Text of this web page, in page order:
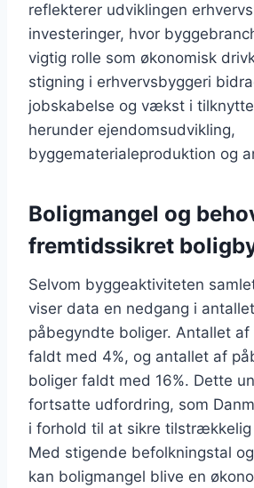
reflekterer udviklingen
investeringer, hvor
vigtig rolle som økonomisk
stigning i erhvervsbyggeri
jobskabelse og vækst i
herunder ejendomsudvikling,
byggematerialeproduktion og
Boligmangel og
fremtidssikret
Selvom byggeaktiviteten
viser data en nedgang i
påbegyndte boliger. Antallet
faldt med 4%, og antallet af
boliger faldt med 16%. Dette
fortsatte udfordring, som
i forhold til at sikre
Med stigende befolkningstal
kan boligmangel blive en